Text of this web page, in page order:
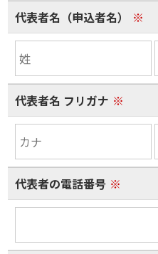
代表者名（申込者名） ※
代表者名 フリガナ ※
代表者の電話番号 ※